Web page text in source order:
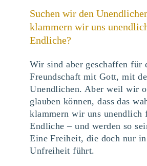
Suchen wir den
klammern wir uns
Endliche?
Wir sind aber geschaffen für
Freundschaft mit Gott, mit
Unendlichen. Aber weil wir
glauben können, dass das
klammern wir uns unendlich
Endliche – und werden so
Eine Freiheit, die doch nur
Unfreiheit führt.